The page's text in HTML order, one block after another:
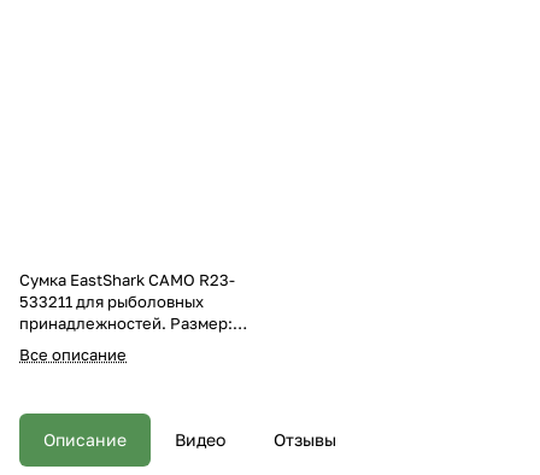
Сумка EastShark CAMO R23-
533211 для рыболовных
принадлежностей. Размер:
53см*32см*11см без карманов.
Материал Oxford 600D
расцветки,
влагоотталкивающий,
надежные молнии и собачки,
Все описание
Описание Видео Отзывы